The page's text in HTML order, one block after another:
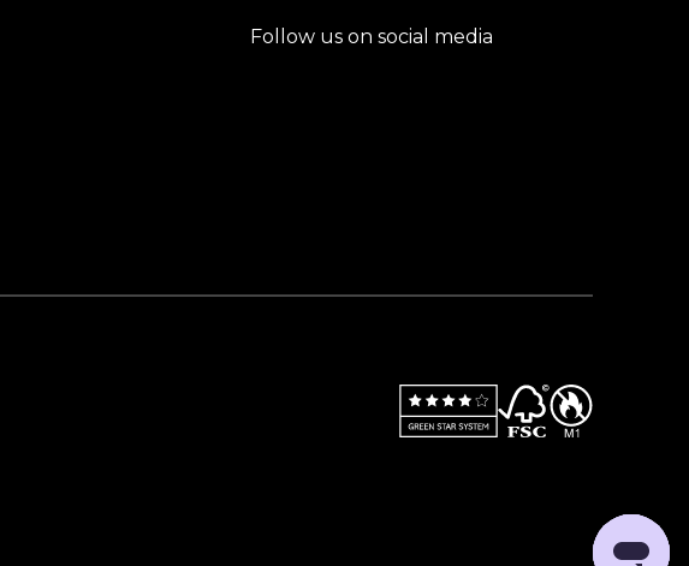
Follow us on social media